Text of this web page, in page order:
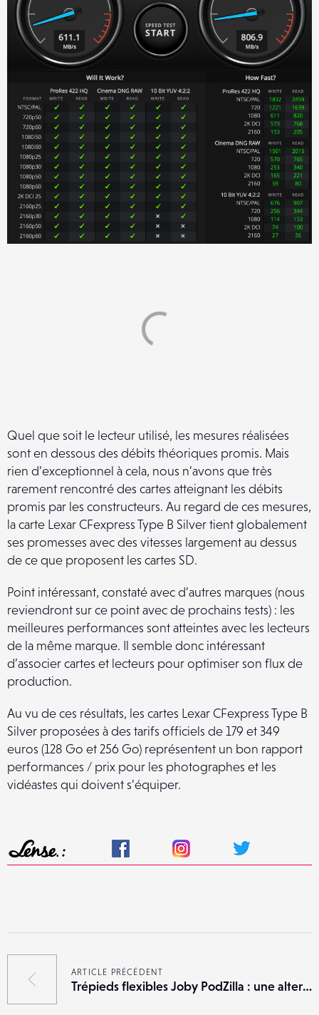
Quel que soit le lecteur utilisé, les mesures réalisées
sont en dessous des débits théoriques promis. Mais
rien d’exceptionnel à cela, nous n’avons que très
rarement rencontré des cartes atteignant les débits
promis par les constructeurs. Au regard de ces mesures,
la carte Lexar CFexpress Type B Silver tient globalement
ses promesses avec des vitesses largement au dessus
de ce que proposent les cartes SD.
Point intéressant, constaté avec d’autres marques (nous
reviendront sur ce point avec de prochains tests) : les
meilleures performances sont atteintes avec les lecteurs
de la même marque. Il semble donc intéressant
d’associer cartes et lecteurs pour optimiser son flux de
production.
Au vu de ces résultats, les cartes Lexar CFexpress Type B
Silver proposées à des tarifs officiels de 179 et 349
euros (128 Go et 256 Go) représentent un bon rapport
performances / prix pour les photographes et les
vidéastes qui doivent s’équiper.
ARTICLE PRÉCÉDENT
Trépieds flexibles Joby PodZilla : une alternative aux GorillaPod